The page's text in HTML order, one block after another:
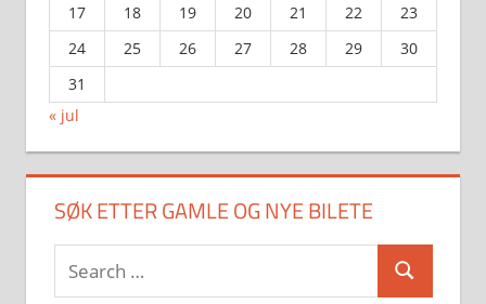
17
18 19 20 21 22
23
24
25 26 27 28 29
30
31
« jul
SØK ETTER GAMLE OG NYE BILETE
Search
for:
Search